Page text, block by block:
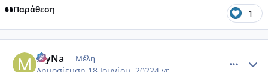
Παράθεση 1
MyNa Μέλη